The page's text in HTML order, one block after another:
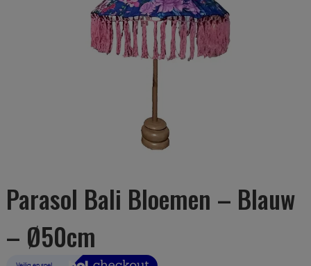
Parasol Bali Bloemen – Blauw
– Ø50cm